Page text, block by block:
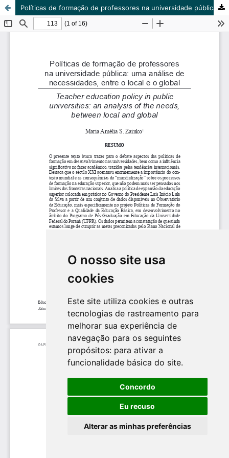
O nosso site usa
cookies
Este site utiliza cookies e outras
tecnologias de rastreamento para
melhorar sua experiência de
navegação para os seguintes
propósitos: para ativar a
funcionalidade básica do site.
Concordo
Eu recuso
Alterar as minhas preferências
Políticas de formação de professores na universidade pública: uma análise de necessidades, entre o local e o global